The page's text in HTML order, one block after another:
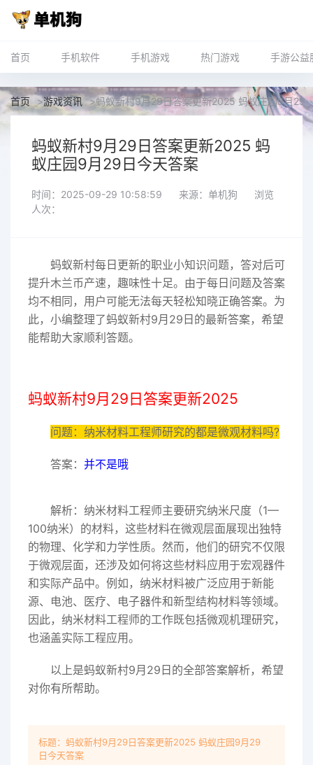
首页 手机软件 手机游戏 热门游戏 手游公益
首页 >游戏资讯 >蚂蚁新村9月29日答案更新2025 蚂蚁庄园9月29
蚂蚁新村9月29日答案更新2025 蚂
蚁庄园9月29日今天答案
时间：2025-09-29 10:58:59 来源：单机狗
浏览
人次：
蚂蚁新村每日更新的职业小知识问题，答对后可
提升木兰币产速，趣味性十足。由于每日问题及答案
均不相同，用户可能无法每天轻松知晓正确答案。为
此，小编整理了蚂蚁新村9月29日的最新答案，希望
能帮助大家顺利答题。
蚂蚁新村9月29日答案更新2025
问题：纳米材料工程师研究的都是微观材料吗?
答案： 并不是哦
解析：纳米材料工程师主要研究纳米尺度（1—
100纳米）的材料，这些材料在微观层面展现出独特
的物理、化学和力学性质。然而，他们的研究不仅限
于微观层面，还涉及如何将这些材料应用于宏观器件
和实际产品中。例如，纳米材料被广泛应用于新能
源、电池、医疗、电子器件和新型结构材料等领域。
因此，纳米材料工程师的工作既包括微观机理研究，
也涵盖实际工程应用。
以上是蚂蚁新村9月29日的全部答案解析，希望
对你有所帮助。
标题：蚂蚁新村9月29日答案更新2025 蚂蚁庄园9月29
日今天答案